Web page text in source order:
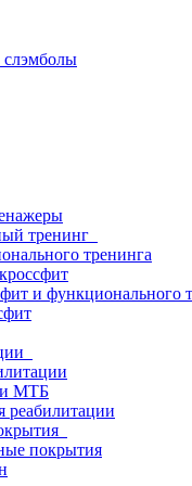
тренинг
тренинга
и функционального
и МТБ
реабилитации
покрытия